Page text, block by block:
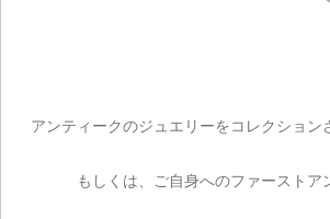
アンティークのジュエリーをコレクション
もしくは、ご自身へのファーストア
ご注文手続き